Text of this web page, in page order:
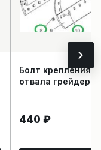
Болт крепления
отвала грейдера
440 ₽